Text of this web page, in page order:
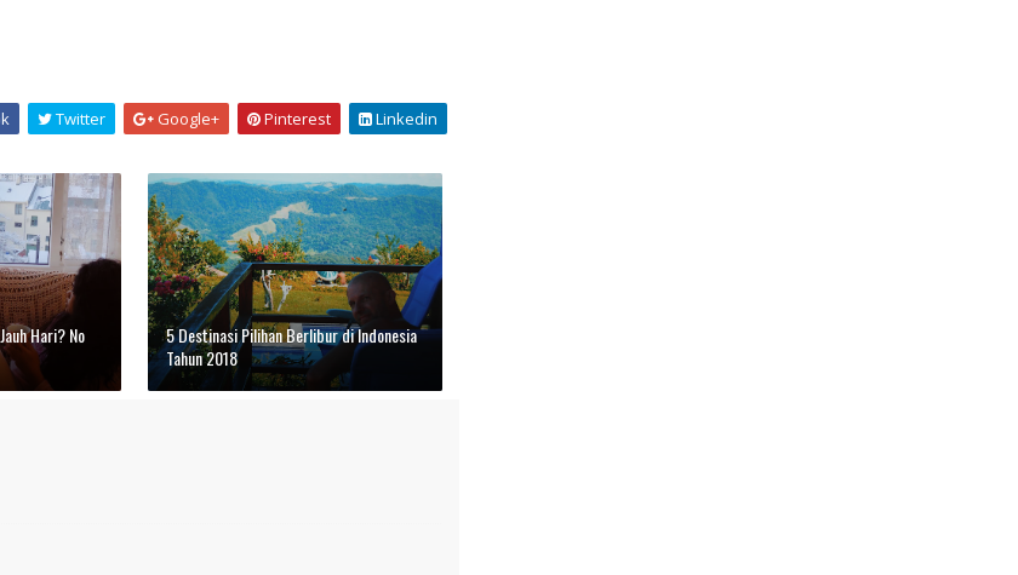
Twitter Google+ Pinterest Linkedin
Hari? No
5 Destinasi Pilihan Berlibur di Indonesia
Tahun 2018